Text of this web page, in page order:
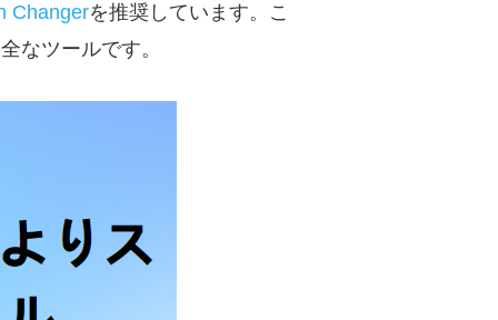
Changerを推奨しています。こ
なツールです。